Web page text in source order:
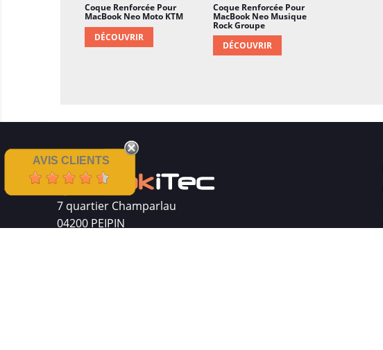
Coque Renforcée Pour
MacBook Neo Moto KTM
DÉCOUVRIR
Coque Renforcée Pour
MacBook Neo Musique
Rock Groupe
DÉCOUVRIR
7 quartier Champarlau
04200 PEIPIN
AVIS CLIENTS